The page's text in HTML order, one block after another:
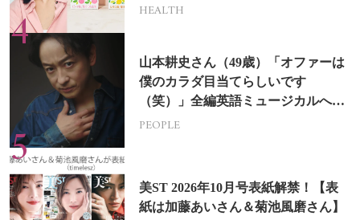
HEALTH
山本耕史さん（49歳）「オファーは
僕のカラダ目当てらしいです
（笑）」全編英語ミュージカルへの
挑戦
PEOPLE
美ST 2026年10月号表紙解禁！【表
紙は加藤あいさん＆菊池風磨さん】